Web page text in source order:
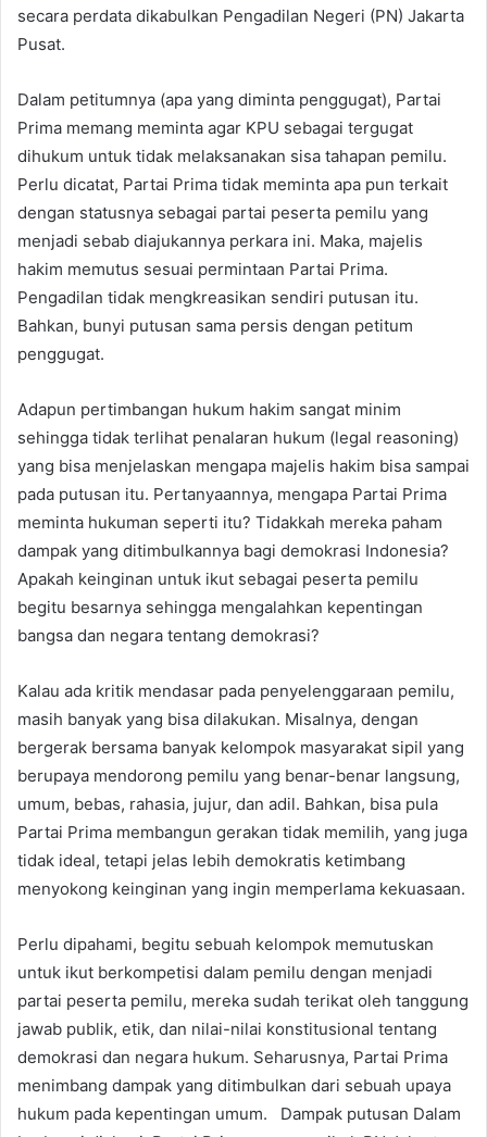
secara perdata dikabulkan Pengadilan Negeri (PN) Jakarta
Pusat.
Dalam petitumnya (apa yang diminta penggugat), Partai
Prima memang meminta agar KPU sebagai tergugat
dihukum untuk tidak melaksanakan sisa tahapan pemilu.
Perlu dicatat, Partai Prima tidak meminta apa pun terkait
dengan statusnya sebagai partai peserta pemilu yang
menjadi sebab diajukannya perkara ini. Maka, majelis
hakim memutus sesuai permintaan Partai Prima.
Pengadilan tidak mengkreasikan sendiri putusan itu.
Bahkan, bunyi putusan sama persis dengan petitum
penggugat.
Adapun pertimbangan hukum hakim sangat minim
sehingga tidak terlihat penalaran hukum (legal reasoning)
yang bisa menjelaskan mengapa majelis hakim bisa sampai
pada putusan itu. Pertanyaannya, mengapa Partai Prima
meminta hukuman seperti itu? Tidakkah mereka paham
dampak yang ditimbulkannya bagi demokrasi Indonesia?
Apakah keinginan untuk ikut sebagai peserta pemilu
begitu besarnya sehingga mengalahkan kepentingan
bangsa dan negara tentang demokrasi?
Kalau ada kritik mendasar pada penyelenggaraan pemilu,
masih banyak yang bisa dilakukan. Misalnya, dengan
bergerak bersama banyak kelompok masyarakat sipil yang
berupaya mendorong pemilu yang benar-benar langsung,
umum, bebas, rahasia, jujur, dan adil. Bahkan, bisa pula
Partai Prima membangun gerakan tidak memilih, yang juga
tidak ideal, tetapi jelas lebih demokratis ketimbang
menyokong keinginan yang ingin memperlama kekuasaan.
Perlu dipahami, begitu sebuah kelompok memutuskan
untuk ikut berkompetisi dalam pemilu dengan menjadi
partai peserta pemilu, mereka sudah terikat oleh tanggung
jawab publik, etik, dan nilai-nilai konstitusional tentang
demokrasi dan negara hukum. Seharusnya, Partai Prima
menimbang dampak yang ditimbulkan dari sebuah upaya
hukum pada kepentingan umum. Dampak putusan Dalam